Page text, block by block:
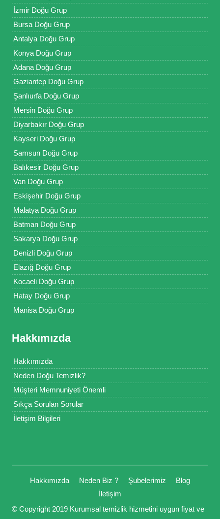
İzmir Doğu Grup
Bursa Doğu Grup
Antalya Doğu Grup
Konya Doğu Grup
Adana Doğu Grup
Gaziantep Doğu Grup
Şanlıurfa Doğu Grup
Mersin Doğu Grup
Diyarbakır Doğu Grup
Kayseri Doğu Grup
Samsun Doğu Grup
Balıkesir Doğu Grup
Van Doğu Grup
Eskişehir Doğu Grup
Malatya Doğu Grup
Batman Doğu Grup
Sakarya Doğu Grup
Denizli Doğu Grup
Elazığ Doğu Grup
Kocaeli Doğu Grup
Hatay Doğu Grup
Manisa Doğu Grup
Hakkımızda
Hakkımızda
Neden Doğu Temizlik?
Müşteri Memnuniyeti Önemli
Sıkça Sorulan Sorular
İletişim Bilgileri
Hakkımızda Neden Biz ? Şubelerimiz
Blog
İletişim
© Copyright 2019 Kurumsal temizlik hizmetini uygun fiyat ve